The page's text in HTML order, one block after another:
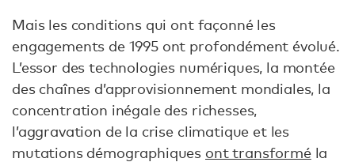
Mais les conditions qui ont façonné les
engagements de 1995 ont profondément évolué.
L’essor des technologies numériques, la montée
des chaînes d’approvisionnement mondiales, la
concentration inégale des richesses,
l’aggravation de la crise climatique et les
mutations démographiques ont transforméla